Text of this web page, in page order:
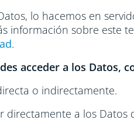
lo hacemos en
información sobre este
.
acceder a los Datos,
o indirectamente.
directamente a los